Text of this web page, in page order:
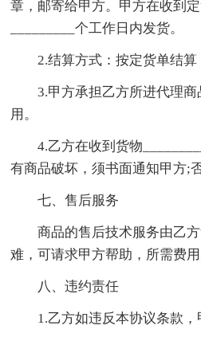
章，邮寄给甲方。甲方在收到
_________个工作日内发货。
2.结算方式：按定货单结算
3.甲方承担乙方所进代理
用。
4.乙方在收到货物
有商品破坏，须书面通知甲方;
七、售后服务
商品的售后技术服务由乙
难，可请求甲方帮助，所需费用
八、违约责任
1.乙方如违反本协议条款，